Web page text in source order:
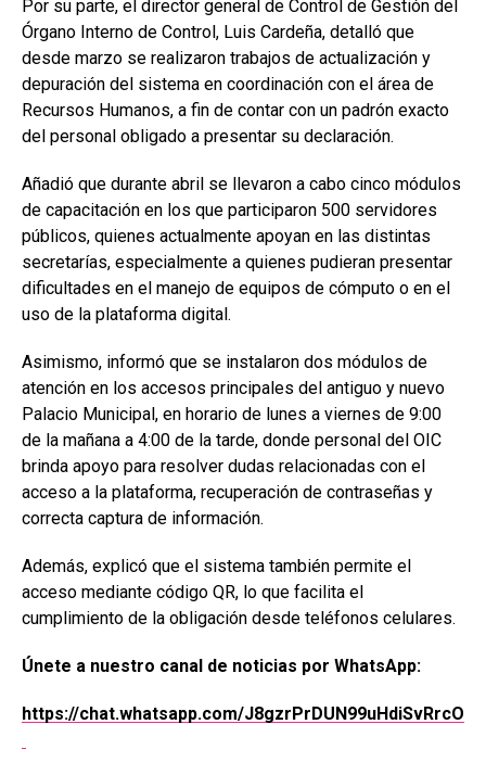
Por su parte, el director general de Control de Gestión del
Órgano Interno de Control, Luis Cardeña, detalló que
desde marzo se realizaron trabajos de actualización y
depuración del sistema en coordinación con el área de
Recursos Humanos, a fin de contar con un padrón exacto
del personal obligado a presentar su declaración.
Añadió que durante abril se llevaron a cabo cinco módulos
de capacitación en los que participaron 500 servidores
públicos, quienes actualmente apoyan en las distintas
secretarías, especialmente a quienes pudieran presentar
dificultades en el manejo de equipos de cómputo o en el
uso de la plataforma digital.
Asimismo, informó que se instalaron dos módulos de
atención en los accesos principales del antiguo y nuevo
Palacio Municipal, en horario de lunes a viernes de 9:00
de la mañana a 4:00 de la tarde, donde personal del OIC
brinda apoyo para resolver dudas relacionadas con el
acceso a la plataforma, recuperación de contraseñas y
correcta captura de información.
Además, explicó que el sistema también permite el
acceso mediante código QR, lo que facilita el
cumplimiento de la obligación desde teléfonos celulares.
Únete a nuestro canal de noticias por WhatsApp:
https://chat.whatsapp.com/J8gzrPrDUN99uHdiSvRrcO